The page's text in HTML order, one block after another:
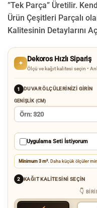
”Tek Parça” Üretilir.
Ürün Çeşitleri Parçalı
Kalitesinin Detaylarını
✦
Dekoros Hızlı Sipariş
Ölçü ve kağıt kalitesi seçin •
1 DUVAR ÖLÇÜLERINIZI GIRIN
GENIŞLIK (CM)
Uygulama Seti İstiyorum
Minimum 3 m². Daha küçük ölçüler
2 KAĞIT KALITESINI SEÇIN